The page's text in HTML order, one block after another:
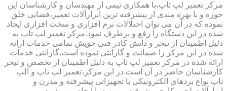
مرکز تعمیر لپ تاپ،با همکاری تیمی از مهندسان و کارشناسان این
حوزه و با بهره مندی از پیشرفته ترین ابزارآلات تعمیر،فضایی خلق
نموده که در آن می توان اختلالات نرم افزاری و سخت افزاری ایجاد
شده در این دستگاه را رفع و برطرف نمود.مرکز تعمیر لپ تاپ به
دلیل اطمینان از تبحر و دانش کادر فنی خویش تمامی خدمات ارائه
شده در این مرکز را ضمانت و گارانتی نموده است.گارانتی خدمات
ارائه شده در مرکز تعمیر لپ تاپ به دلیل اطمینان از تخصص و تبحر
کارشناسان حاضر در آن است.در این مرکز،تعمیر لپ تاپ و الپ
تاپ نواع بردهای الکترونیکی با تجهیزاتی پیشرفته و مدرن و